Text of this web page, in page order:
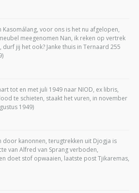
Kasomálang, voor ons is het nu afgelopen,
meegenomen Nan, ik reken op vertrek
jij het ook? Janke thuis in Ternaard 255
tot en met juli 1949 naar NIOD, ex libris,
te schieten, staakt het vuren, in november
1949)
door kanonnen, terugtrekken uit Djogja is
van Alfred van Sprang verboden,
doet stof opwaaien, laatste post Tjikaremas,